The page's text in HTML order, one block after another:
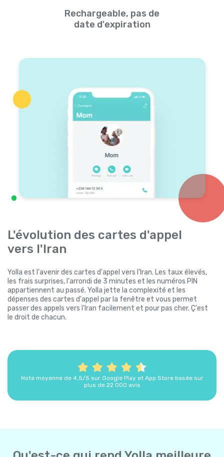
Rechargeable, pas de
date d'expiration
L'évolution des cartes d'appel
vers l'Iran
Yolla est l'avenir des cartes d'appel vers l'Iran. Les taux élevés,
les frais surprises, l'arrondi de 3 minutes et les numéros PIN
appartiennent au passé. Yolla jette la complexité et les
dépenses des cartes d'appel par la fenêtre et vous permet
passer des appels vers l'Iran facilement et pour pas cher. Ç'est
le droit de chacun.
Note moyenne de 4,5/5 sur Google Play et App Store basée sur
plus de 22 000 avis